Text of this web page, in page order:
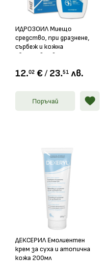
ИДРОЗОИЛ Миещо
средство, при дразнене,
сърбеж и кожна
свръхчувствителност
12.02 €/ 23.51 лв.
Поръчай
ДЕКСЕРИЛ Емолиентен
крем за суха и атопична
кожа 200мл